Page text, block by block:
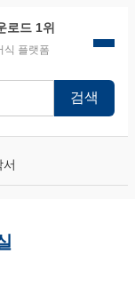
로드 1위
식 플랫폼
검색